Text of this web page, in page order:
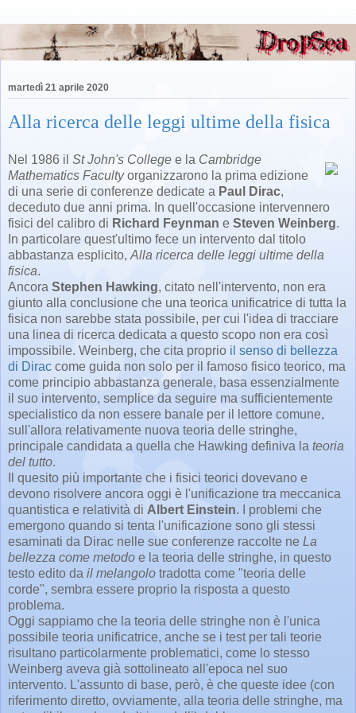
martedì 21 aprile 2020
Alla ricerca delle leggi ultime della fisica
Nel 1986 il St John's College e la Cambridge
Mathematics Facultyorganizzarono la prima edizione
di una serie di conferenze dedicate a Paul Dirac,
deceduto due anni prima. In quell'occasione intervennero
fisici del calibro di Richard Feynman e Steven Weinberg.
In particolare quest'ultimo fece un intervento dal titolo
abbastanza esplicito, Alla ricerca delle leggi ultime della
fisica.
Ancora Stephen Hawking, citato nell'intervento, non era
giunto alla conclusione che una teorica unificatrice di tutta la
fisica non sarebbe stata possibile, per cui l'idea di tracciare
una linea di ricerca dedicata a questo scopo non era così
impossibile. Weinberg, che cita proprio il senso di bellezza
di Dirac come guida non solo per il famoso fisico teorico, ma
come principio abbastanza generale, basa essenzialmente
il suo intervento, semplice da seguire ma sufficientemente
specialistico da non essere banale per il lettore comune,
sull'allora relativamente nuova teoria delle stringhe,
principale candidata a quella che Hawking definiva la teoria
del tutto.
Il quesito più importante che i fisici teorici dovevano e
devono risolvere ancora oggi è l'unificazione tra meccanica
quantistica e relatività di Albert Einstein. I problemi che
emergono quando si tenta l'unificazione sono gli stessi
esaminati da Dirac nelle sue conferenze raccolte ne La
bellezza come metodo e la teoria delle stringhe, in questo
testo edito da il melangolo tradotta come "teoria delle
corde", sembra essere proprio la risposta a questo
problema.
Oggi sappiamo che la teoria delle stringhe non è l'unica
possibile teoria unificatrice, anche se i test per tali teorie
risultano particolarmente problematici, come lo stesso
Weinberg aveva già sottolineato all'epoca nel suo
intervento. L'assunto di base, però, è che queste idee (con
riferimento diretto, ovviamente, alla teoria delle stringhe, ma